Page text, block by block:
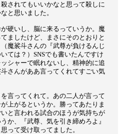
されてもいいかなと思って殺しに
と思いました。
硬いし、脳に来るっていうか。魔
ましたけど、まさにそのとおりと
魔裟斗さんの『武尊が負けるんじ
ては？）SNSでも書いたんですけ
シャーで眠れないし、精神的に追
さんがああ言ってくれてすごい気
言ってくれて。あの二人が言って
上がるというか。勝ってあたりま
と言われる試合のほうが気持ちが
か、『武尊、気を引き締めろよ』
って受け取ってました。